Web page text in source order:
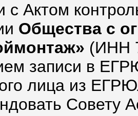
с Актом
Общества с
(ИНН
записи в
лица из
Совету